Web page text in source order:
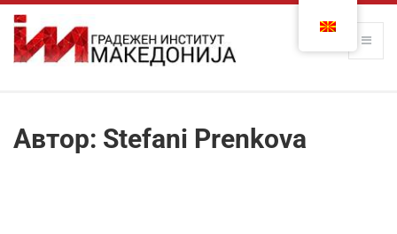
Автор: Stefani Prenkova